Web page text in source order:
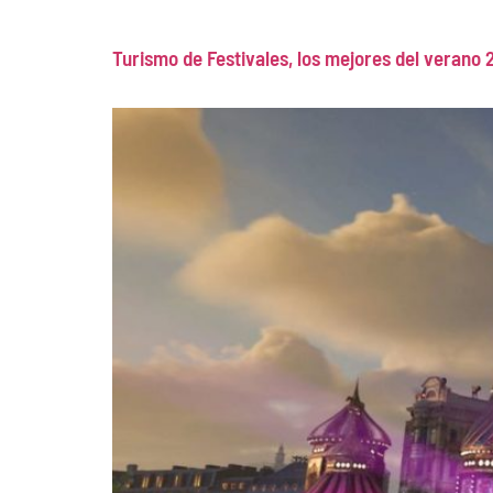
Turismo de Festivales, los mejores del verano